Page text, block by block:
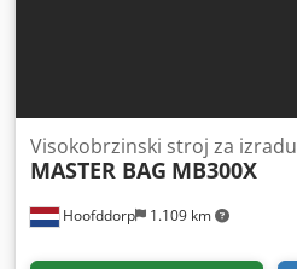
Hoofddorp 1.109 km
Visokobrzinski stroj za izradu
MASTER BAG MB300X